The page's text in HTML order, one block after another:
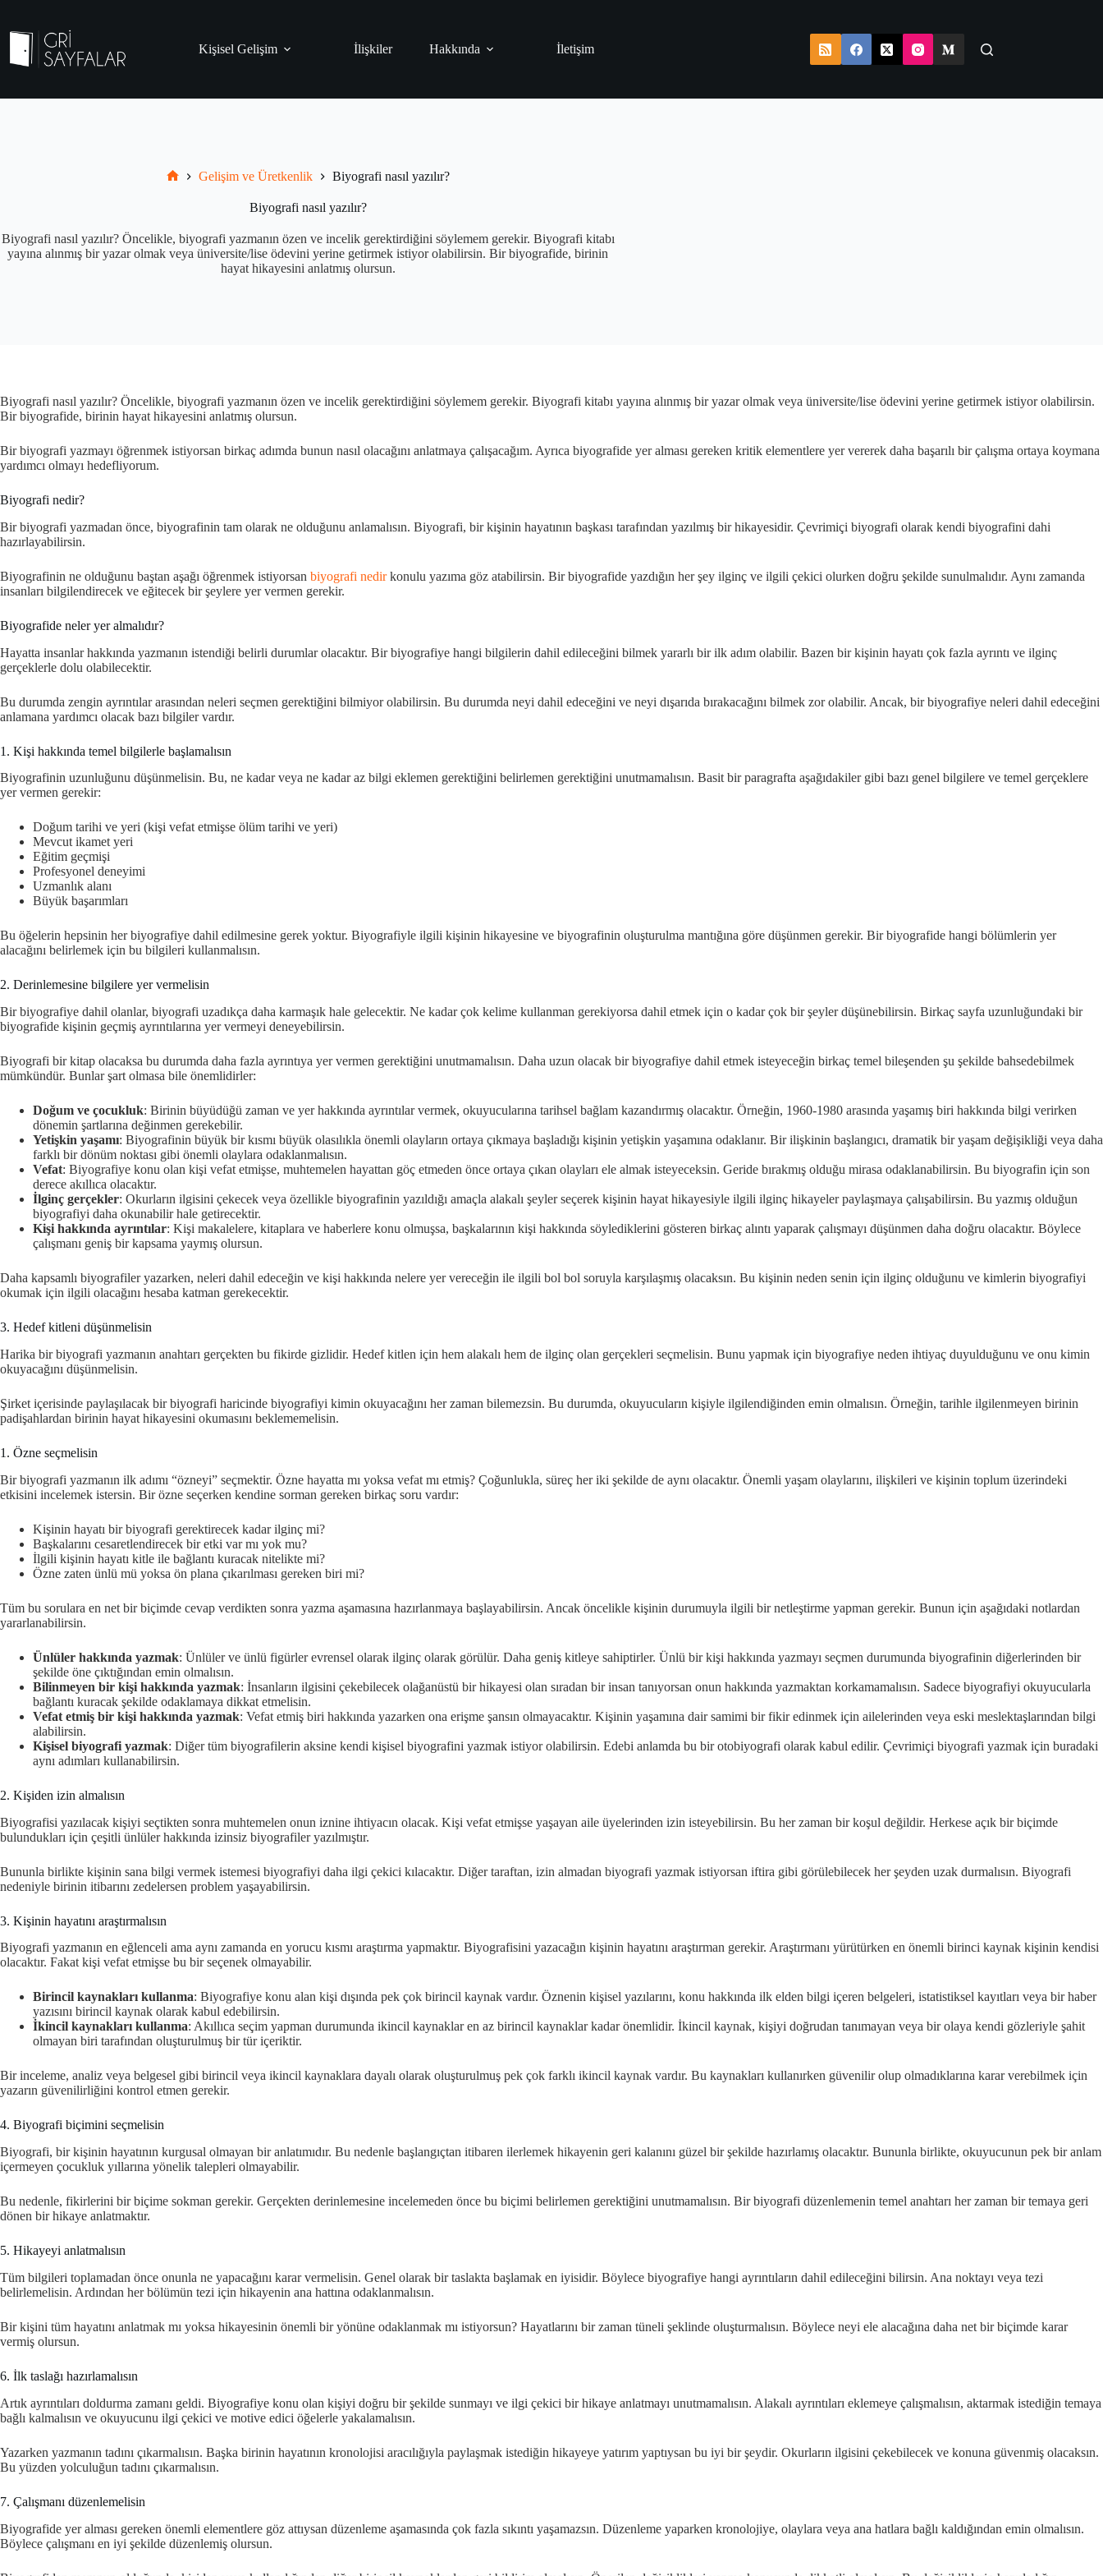
content
Kişisel Gelişim
İlişkiler Hakkında İletişim
Gelişim ve Üretkenlik Biyografi nasıl yazılır?
Biyografi nasıl yazılır?
Biyografi nasıl yazılır? Öncelikle, biyografi yazmanın özen ve incelik gerektirdiğini söylemem gerekir. Biyografi kitabı
yayına alınmış bir yazar olmak veya üniversite/lise ödevini yerine getirmek istiyor olabilirsin. Bir biyografide, birinin
hayat hikayesini anlatmış olursun.
Biyografi nasıl yazılır? Öncelikle, biyografi yazmanın özen ve incelik gerektirdiğini söylemem gerekir. Biyografi kitabı yayına alınmış bir yazar olmak veya üniversite/lise ödevini yerine getirmek istiyor olabilirsin.
Bir biyografide, birinin hayat hikayesini anlatmış olursun.
Bir biyografi yazmayı öğrenmek istiyorsan birkaç adımda bunun nasıl olacağını anlatmaya çalışacağım. Ayrıca biyografide yer alması gereken kritik elementlere yer vererek daha başarılı bir çalışma ortaya koymana
yardımcı olmayı hedefliyorum.
Biyografi nedir?
Bir biyografi yazmadan önce, biyografinin tam olarak ne olduğunu anlamalısın. Biyografi, bir kişinin hayatının başkası tarafından yazılmış bir hikayesidir. Çevrimiçi biyografi olarak kendi biyografini dahi
hazırlayabilirsin.
Biyografinin ne olduğunu baştan aşağı öğrenmek istiyorsan biyografi nedirkonulu yazıma göz atabilirsin. Bir biyografide yazdığın her şey ilginç ve ilgili çekici olurken doğru şekilde sunulmalıdır. Aynı zamanda
insanları bilgilendirecek ve eğitecek bir şeylere yer vermen gerekir.
Biyografide neler yer almalıdır?
Hayatta insanlar hakkında yazmanın istendiği belirli durumlar olacaktır. Bir biyografiye hangi bilgilerin dahil edileceğini bilmek yararlı bir ilk adım olabilir. Bazen bir kişinin hayatı çok fazla ayrıntı ve ilginç
gerçeklerle dolu olabilecektir.
Bu durumda zengin ayrıntılar arasından neleri seçmen gerektiğini bilmiyor olabilirsin. Bu durumda neyi dahil edeceğini ve neyi dışarıda bırakacağını bilmek zor olabilir. Ancak, bir biyografiye neleri dahil edeceğini
anlamana yardımcı olacak bazı bilgiler vardır.
1. Kişi hakkında temel bilgilerle başlamalısın
Biyografinin uzunluğunu düşünmelisin. Bu, ne kadar veya ne kadar az bilgi eklemen gerektiğini belirlemen gerektiğini unutmamalısın. Basit bir paragrafta aşağıdakiler gibi bazı genel bilgilere ve temel gerçeklere
yer vermen gerekir:
Doğum tarihi ve yeri (kişi vefat etmişse ölüm tarihi ve yeri)
Mevcut ikamet yeri
Eğitim geçmişi
Profesyonel deneyimi
Uzmanlık alanı
Büyük başarımları
Bu öğelerin hepsinin her biyografiye dahil edilmesine gerek yoktur. Biyografiyle ilgili kişinin hikayesine ve biyografinin oluşturulma mantığına göre düşünmen gerekir. Bir biyografide hangi bölümlerin yer
alacağını belirlemek için bu bilgileri kullanmalısın.
2. Derinlemesine bilgilere yer vermelisin
Bir biyografiye dahil olanlar, biyografi uzadıkça daha karmaşık hale gelecektir. Ne kadar çok kelime kullanman gerekiyorsa dahil etmek için o kadar çok bir şeyler düşünebilirsin. Birkaç sayfa uzunluğundaki bir
biyografide kişinin geçmiş ayrıntılarına yer vermeyi deneyebilirsin.
Biyografi bir kitap olacaksa bu durumda daha fazla ayrıntıya yer vermen gerektiğini unutmamalısın. Daha uzun olacak bir biyografiye dahil etmek isteyeceğin birkaç temel bileşenden şu şekilde bahsedebilmek
mümkündür. Bunlar şart olmasa bile önemlidirler:
Doğum ve çocukluk: Birinin büyüdüğü zaman ve yer hakkında ayrıntılar vermek, okuyucularına tarihsel bağlam kazandırmış olacaktır. Örneğin, 1960-1980 arasında yaşamış biri hakkında bilgi verirken
dönemin şartlarına değinmen gerekebilir.
Yetişkin yaşamı: Biyografinin büyük bir kısmı büyük olasılıkla önemli olayların ortaya çıkmaya başladığı kişinin yetişkin yaşamına odaklanır. Bir ilişkinin başlangıcı, dramatik bir yaşam değişikliği veya daha
farklı bir dönüm noktası gibi önemli olaylara odaklanmalısın.
Vefat: Biyografiye konu olan kişi vefat etmişse, muhtemelen hayattan göç etmeden önce ortaya çıkan olayları ele almak isteyeceksin. Geride bırakmış olduğu mirasa odaklanabilirsin. Bu biyografin için son
derece akıllıca olacaktır.
İlginç gerçekler: Okurların ilgisini çekecek veya özellikle biyografinin yazıldığı amaçla alakalı şeyler seçerek kişinin hayat hikayesiyle ilgili ilginç hikayeler paylaşmaya çalışabilirsin. Bu yazmış olduğun
biyografiyi daha okunabilir hale getirecektir.
Kişi hakkında ayrıntılar: Kişi makalelere, kitaplara ve haberlere konu olmuşsa, başkalarının kişi hakkında söylediklerini gösteren birkaç alıntı yaparak çalışmayı düşünmen daha doğru olacaktır. Böylece
çalışmanı geniş bir kapsama yaymış olursun.
Daha kapsamlı biyografiler yazarken, neleri dahil edeceğin ve kişi hakkında nelere yer vereceğin ile ilgili bol bol soruyla karşılaşmış olacaksın. Bu kişinin neden senin için ilginç olduğunu ve kimlerin biyografiyi
okumak için ilgili olacağını hesaba katman gerekecektir.
3. Hedef kitleni düşünmelisin
Harika bir biyografi yazmanın anahtarı gerçekten bu fikirde gizlidir. Hedef kitlen için hem alakalı hem de ilginç olan gerçekleri seçmelisin. Bunu yapmak için biyografiye neden ihtiyaç duyulduğunu ve onu kimin
okuyacağını düşünmelisin.
Şirket içerisinde paylaşılacak bir biyografi haricinde biyografiyi kimin okuyacağını her zaman bilemezsin. Bu durumda, okuyucuların kişiyle ilgilendiğinden emin olmalısın. Örneğin, tarihle ilgilenmeyen birinin
padişahlardan birinin hayat hikayesini okumasını beklememelisin.
1. Özne seçmelisin
Bir biyografi yazmanın ilk adımı “özneyi” seçmektir. Özne hayatta mı yoksa vefat mı etmiş? Çoğunlukla, süreç her iki şekilde de aynı olacaktır. Önemli yaşam olaylarını, ilişkileri ve kişinin toplum üzerindeki
etkisini incelemek istersin. Bir özne seçerken kendine sorman gereken birkaç soru vardır:
Kişinin hayatı bir biyografi gerektirecek kadar ilginç mi?
Başkalarını cesaretlendirecek bir etki var mı yok mu?
İlgili kişinin hayatı kitle ile bağlantı kuracak nitelikte mi?
Özne zaten ünlü mü yoksa ön plana çıkarılması gereken biri mi?
Tüm bu sorulara en net bir biçimde cevap verdikten sonra yazma aşamasına hazırlanmaya başlayabilirsin. Ancak öncelikle kişinin durumuyla ilgili bir netleştirme yapman gerekir. Bunun için aşağıdaki notlardan
yararlanabilirsin.
Ünlüler hakkında yazmak: Ünlüler ve ünlü figürler evrensel olarak ilginç olarak görülür. Daha geniş kitleye sahiptirler. Ünlü bir kişi hakkında yazmayı seçmen durumunda biyografinin diğerlerinden bir
şekilde öne çıktığından emin olmalısın.
Bilinmeyen bir kişi hakkında yazmak: İnsanların ilgisini çekebilecek olağanüstü bir hikayesi olan sıradan bir insan tanıyorsan onun hakkında yazmaktan korkamamalısın. Sadece biyografiyi okuyucularla
bağlantı kuracak şekilde odaklamaya dikkat etmelisin.
Vefat etmiş bir kişi hakkında yazmak: Vefat etmiş biri hakkında yazarken ona erişme şansın olmayacaktır. Kişinin yaşamına dair samimi bir fikir edinmek için ailelerinden veya eski meslektaşlarından bilgi
alabilirsin.
Kişisel biyografi yazmak: Diğer tüm biyografilerin aksine kendi kişisel biyografini yazmak istiyor olabilirsin. Edebi anlamda bu bir otobiyografi olarak kabul edilir. Çevrimiçi biyografi yazmak için buradaki
aynı adımları kullanabilirsin.
2. Kişiden izin almalısın
Biyografisi yazılacak kişiyi seçtikten sonra muhtemelen onun iznine ihtiyacın olacak. Kişi vefat etmişse yaşayan aile üyelerinden izin isteyebilirsin. Bu her zaman bir koşul değildir. Herkese açık bir biçimde
bulundukları için çeşitli ünlüler hakkında izinsiz biyografiler yazılmıştır.
Bununla birlikte kişinin sana bilgi vermek istemesi biyografiyi daha ilgi çekici kılacaktır. Diğer taraftan, izin almadan biyografi yazmak istiyorsan iftira gibi görülebilecek her şeyden uzak durmalısın. Biyografi
nedeniyle birinin itibarını zedelersen problem yaşayabilirsin.
3. Kişinin hayatını araştırmalısın
Biyografi yazmanın en eğlenceli ama aynı zamanda en yorucu kısmı araştırma yapmaktır. Biyografisini yazacağın kişinin hayatını araştırman gerekir. Araştırmanı yürütürken en önemli birinci kaynak kişinin kendisi
olacaktır. Fakat kişi vefat etmişse bu bir seçenek olmayabilir.
Birincil kaynakları kullanma: Biyografiye konu alan kişi dışında pek çok birincil kaynak vardır. Öznenin kişisel yazılarını, konu hakkında ilk elden bilgi içeren belgeleri, istatistiksel kayıtları veya bir haber
yazısını birincil kaynak olarak kabul edebilirsin.
İkincil kaynakları kullanma: Akıllıca seçim yapman durumunda ikincil kaynaklar en az birincil kaynaklar kadar önemlidir. İkincil kaynak, kişiyi doğrudan tanımayan veya bir olaya kendi gözleriyle şahit
olmayan biri tarafından oluşturulmuş bir tür içeriktir.
Bir inceleme, analiz veya belgesel gibi birincil veya ikincil kaynaklara dayalı olarak oluşturulmuş pek çok farklı ikincil kaynak vardır. Bu kaynakları kullanırken güvenilir olup olmadıklarına karar verebilmek için
yazarın güvenilirliğini kontrol etmen gerekir.
4. Biyografi biçimini seçmelisin
Biyografi, bir kişinin hayatının kurgusal olmayan bir anlatımıdır. Bu nedenle başlangıçtan itibaren ilerlemek hikayenin geri kalanını güzel bir şekilde hazırlamış olacaktır. Bununla birlikte, okuyucunun pek bir anlam
içermeyen çocukluk yıllarına yönelik talepleri olmayabilir.
Bu nedenle, fikirlerini bir biçime sokman gerekir. Gerçekten derinlemesine incelemeden önce bu biçimi belirlemen gerektiğini unutmamalısın. Bir biyografi düzenlemenin temel anahtarı her zaman bir temaya geri
dönen bir hikaye anlatmaktır.
5. Hikayeyi anlatmalısın
Tüm bilgileri toplamadan önce onunla ne yapacağını karar vermelisin. Genel olarak bir taslakta başlamak en iyisidir. Böylece biyografiye hangi ayrıntıların dahil edileceğini bilirsin. Ana noktayı veya tezi
belirlemelisin. Ardından her bölümün tezi için hikayenin ana hattına odaklanmalısın.
Bir kişini tüm hayatını anlatmak mı yoksa hikayesinin önemli bir yönüne odaklanmak mı istiyorsun? Hayatlarını bir zaman tüneli şeklinde oluşturmalısın. Böylece neyi ele alacağına daha net bir biçimde karar
vermiş olursun.
6. İlk taslağı hazırlamalısın
Artık ayrıntıları doldurma zamanı geldi. Biyografiye konu olan kişiyi doğru bir şekilde sunmayı ve ilgi çekici bir hikaye anlatmayı unutmamalısın. Alakalı ayrıntıları eklemeye çalışmalısın, aktarmak istediğin temaya
bağlı kalmalısın ve okuyucunu ilgi çekici ve motive edici öğelerle yakalamalısın.
Yazarken yazmanın tadını çıkarmalısın. Başka birinin hayatının kronolojisi aracılığıyla paylaşmak istediğin hikayeye yatırım yaptıysan bu iyi bir şeydir. Okurların ilgisini çekebilecek ve konuna güvenmiş olacaksın.
Bu yüzden yolculuğun tadını çıkarmalısın.
7. Çalışmanı düzenlemelisin
Biyografide yer alması gereken önemli elementlere göz attıysan düzenleme aşamasında çok fazla sıkıntı yaşamazsın. Düzenleme yaparken kronolojiye, olaylara veya ana hatlara bağlı kaldığından emin olmalısın.
Böylece çalışmanı en iyi şekilde düzenlemiş olursun.